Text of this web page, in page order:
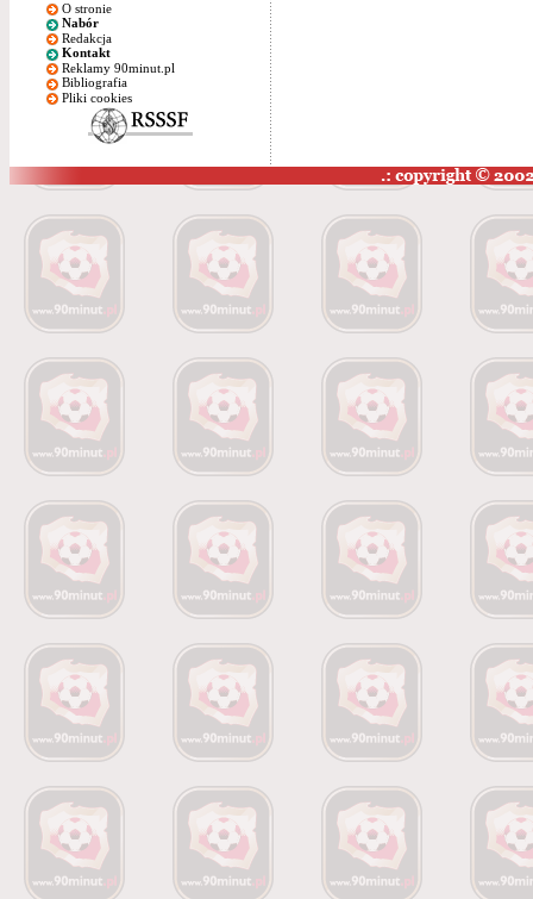
O stronie
Nabór
Redakcja
Kontakt
Reklamy 90minut.pl
Bibliografia
Pliki cookies